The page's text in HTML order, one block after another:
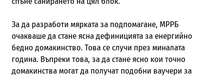
За да разработи мярката за подпомагане, МРРБ
очакваше да стане ясна дефиницията за енергийно
бедно домакинство. Това се случи през миналата
година. Въпреки това, за да стане ясно кои точно
домакинства могат да получат подобни ваучери за